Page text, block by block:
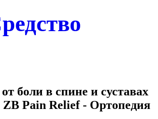
боли в спине и суставах
Pain Relief - Ортопедия